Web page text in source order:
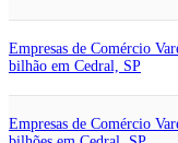
Empresas de Comércio
bilhão em Cedral, SP
Empresas de Comércio